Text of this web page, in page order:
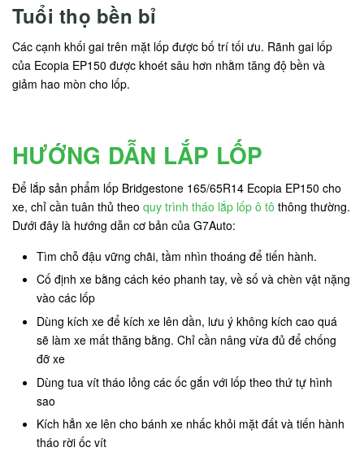
Tuổi thọ bền bỉ
Các cạnh khối gai trên mặt lốp được bố trí tối ưu. Rãnh gai lốp
của Ecopia EP150 được khoét sâu hơn nhằm tăng độ bền và
giảm hao mòn cho lốp.
HƯỚNG DẪN LẮP LỐP
Để lắp sản phẩm lốp Bridgestone 165/65R14 Ecopia EP150 cho
xe, chỉ cần tuân thủ theo quy trình tháo lắp lốp ô tô thông thường.
Dưới đây là hướng dẫn cơ bản của G7Auto:
Tìm chỗ đậu vững chãi, tầm nhìn thoáng để tiến hành.
Cố định xe bằng cách kéo phanh tay, về số và chèn vật nặng
vào các lốp
Dùng kích xe để kích xe lên dần, lưu ý không kích cao quá
sẽ làm xe mất thăng bằng. Chỉ cần nâng vừa đủ để chống
đỡ xe
Dùng tua vít tháo lỏng các ốc gắn với lốp theo thứ tự hình
sao
Kích hẳn xe lên cho bánh xe nhấc khỏi mặt đất và tiến hành
tháo rời ốc vít